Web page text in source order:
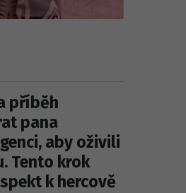
příběh
pana
aby oživili
Tento krok
k hercově